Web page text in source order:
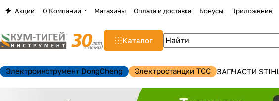
Акции О Компании Магазины Оплата и доставка Бонусы Приложение
Каталог
Электроинструмент DongCheng Электростанции TCC ЗАПЧАСТИ